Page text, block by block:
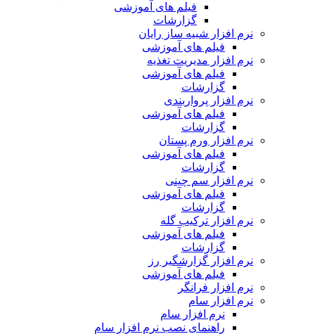
فیلم های آموزشی
گزارشات
نرم افزار شبیه ساز رایان
فیلم های آموزشی
نرم افزار مدیریت تغذیه
فیلم های آموزشی
گزارشات
نرم افزار پرواربندی
فیلم های آموزشی
گزارشات
نرم افزار ورم پستان
فیلم های آموزشی
گزارشات
نرم افزار سم چینی
فیلم های آموزشی
گزارشات
نرم افزار ترکیب گله
فیلم های آموزشی
گزارشات
نرم افزار گزارشگیر رز
فیلم های آموزشی
نرم افزار فرانگر
نرم افزار سام
نرم افزار سام
راهنمای نصب نرم افزار سام